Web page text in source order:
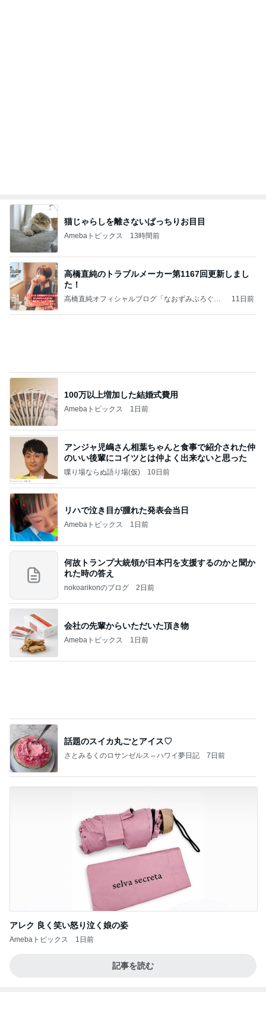
猫じゃらしを離さないぱっちりお目目
Amebaトピックス 13時間前
高橋直純のトラブルメーカー第1167回更新しまし
た！
高橋直純オフィシャルブログ「なおずみぶろぐ」
11日前
100万以上増加した結婚式費用
Amebaトピックス 1日前
アンジャ児嶋さん相葉ちゃんと食事で紹介された仲
のいい後輩にコイツとは仲よく出来ないと思った
喋り場ならぬ語り場(仮) 10日前
リハで泣き目が腫れた発表会当日
Amebaトピックス 1日前
何故トランプ大統領が日本円を支援するのかと聞か
れた時の答え
nokoarikonのブログ 2日前
会社の先輩からいただいた頂き物
Amebaトピックス 1日前
話題のスイカ丸ごとアイス♡
さとみるくのロサンゼルス⇔ハワイ夢日記 7日前
アレク 良く笑い怒り泣く娘の姿
Amebaトピックス 1日前
記事を読む